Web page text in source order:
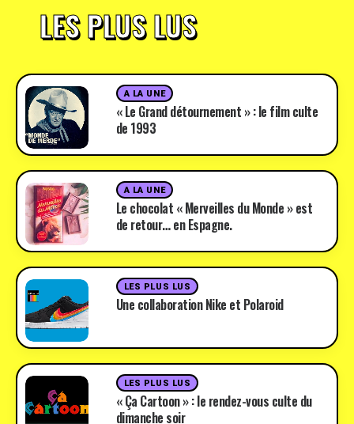
LES PLUS LUS
A LA UNE
« Le Grand détournement » : le film culte
de 1993
A LA UNE
Le chocolat « Merveilles du Monde » est
de retour… en Espagne.
LES PLUS LUS
Une collaboration Nike et Polaroid
LES PLUS LUS
« Ça Cartoon » : le rendez-vous culte du
dimanche soir